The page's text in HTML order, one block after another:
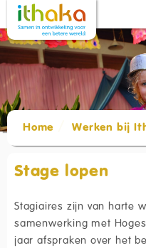
Home Werken bij
Stage lopen
Stagiaires zijn van harte
samenwerking met
jaar afspraken over het